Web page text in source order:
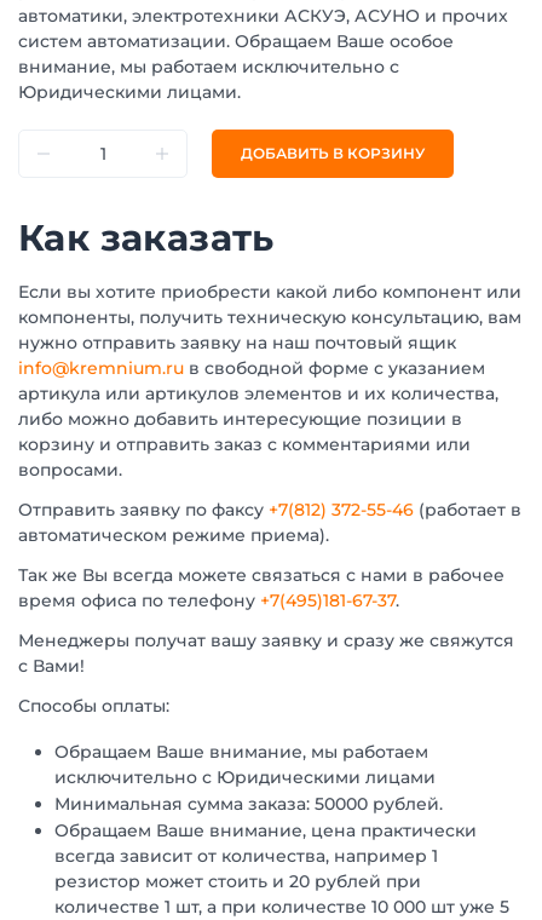
автоматики, электротехники АСКУЭ, АСУНО и прочих
систем автоматизации. Обращаем Ваше особое
внимание, мы работаем исключительно с
Юридическими лицами.
ДОБАВИТЬ В КОРЗИНУ
Как заказать
Если вы хотите приобрести какой либо компонент или
компоненты, получить техническую консультацию, вам
нужно отправить заявку на наш почтовый ящик
info@kremnium.ru в свободной форме с указанием
артикула или артикулов элементов и их количества,
либо можно добавить интересующие позиции в
корзину и отправить заказ с комментариями или
вопросами.
Отправить заявку по факсу +7(812) 372-55-46 (работает в
автоматическом режиме приема).
Так же Вы всегда можете связаться с нами в рабочее
время офиса по телефону +7(495)181-67-37.
Менеджеры получат вашу заявку и сразу же свяжутся
с Вами!
Способы оплаты:
Обращаем Ваше внимание, мы работаем
исключительно с Юридическими лицами
Минимальная сумма заказа: 50000 рублей.
Обращаем Ваше внимание, цена практически
всегда зависит от количества, например 1
резистор может стоить и 20 рублей при
количестве 1 шт, а при количестве 10 000 шт уже 5